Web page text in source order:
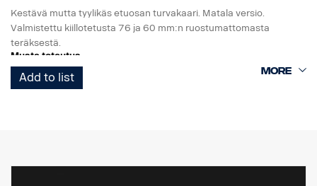
Kestävä mutta tyylikäs etuosan turvakaari. Matala versio.
Valmistettu kiillotetusta 76 ja 60 mm:n ruostumattomasta
teräksestä.
Musta toteutus
Kaaren rakenteen ansiosta asennus on helppo, alkuperäinen
valopalkeille, ja valinnaiset erityiskiinnikkeet ylempiä pystypalkkeja
Add to list